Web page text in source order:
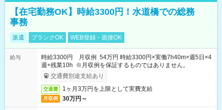
【在宅勤務OK】時給3300円！水道橋での総務
事務
派遣 ブランクOK WEB登録・面接OK
給与
時給3300円 月収例 54万円 時給3300円×実働7h40m×週5日×4
週+残業10h ※月収例を保証するものではありません。
交通費別途支給あり
交通費 1ヶ月3万円を上限として実費支給
月収例 30万円～